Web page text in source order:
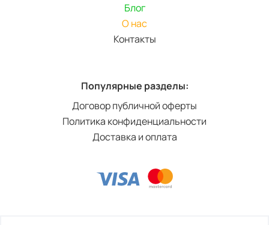
Блог
О нас
Контакты
Популярные разделы:
Договор публичной оферты
Политика конфиденциальности
Доставка и оплата